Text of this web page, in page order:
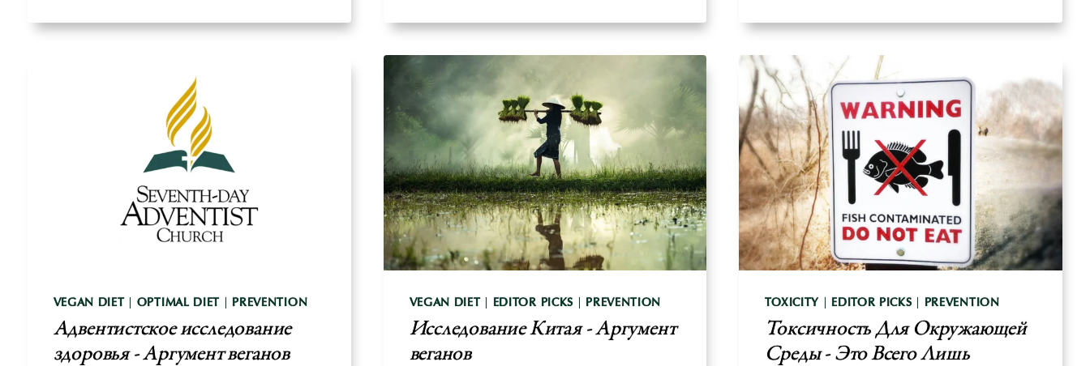
ФАКТОРЫ
ЗАЧЕМ
НАМ
НУЖНО?
-
ОЛИВКОВОГО
МАСЛА
VEGAN DIET OPTIMAL DIET PREVENTION
Адвентистское исследование
здоровья - Аргумент веганов
VEGAN DIET EDITOR PICKS PREVENTION
Исследование Китая - Аргумент
веганов
TOXICITY EDITOR PICKS PREVENTION
Токсичность Для Окружающей
Среды - Это Всего Лишь